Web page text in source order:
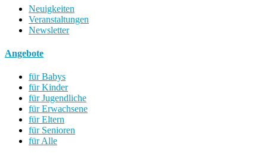
Neuigkeiten
Veranstaltungen
Newsletter
Angebote
für Babys
für Kinder
für Jugendliche
für Erwachsene
für Eltern
für Senioren
für Alle